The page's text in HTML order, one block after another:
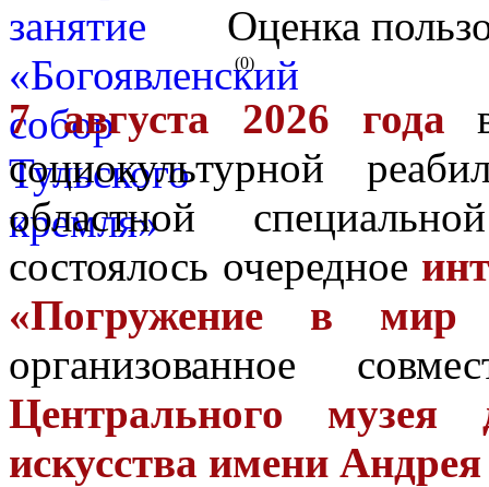
Оценка
(0)
7 августа 2026 года
социокультурной
областной
состоялось очередное
«Погружение в мир
организованное
Центрального музея
искусства имени